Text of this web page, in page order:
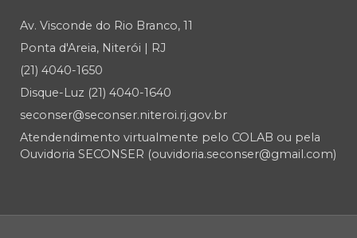
Av. Visconde do Rio Branco, 11
Ponta d'Areia, Niterói | RJ
(21) 4040-1650
Disque-Luz (21) 4040-1640
seconser@seconser.niteroi.rj.gov.br
Atendendimento virtualmente pelo COLAB ou pela
Ouvidoria SECONSER (ouvidoria.seconser@gmail.com)